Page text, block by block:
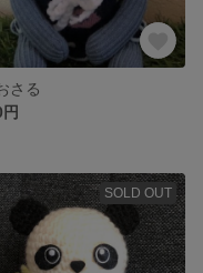
さる
SOLD OUT